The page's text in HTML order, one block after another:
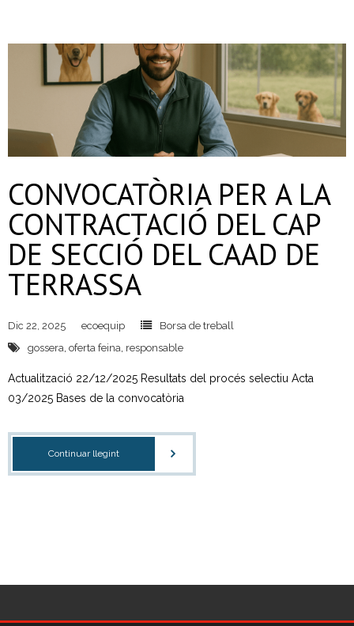
CONVOCATÒRIA PER A LA
CONTRACTACIÓ DEL CAP
DE SECCIÓ DEL CAAD DE
TERRASSA
Dic 22, 2025 ecoequip
Borsa de treball
gossera oferta feina responsable
Actualització 22/12/2025 Resultats del procés selectiu Acta
03/2025 Bases de la convocatòria
Continuar llegint